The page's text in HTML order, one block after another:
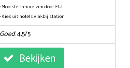
• Mooiste treinreizen door EU
• Kies uit hotels vlakbij station
Goed: 4,5/5
Bekijken